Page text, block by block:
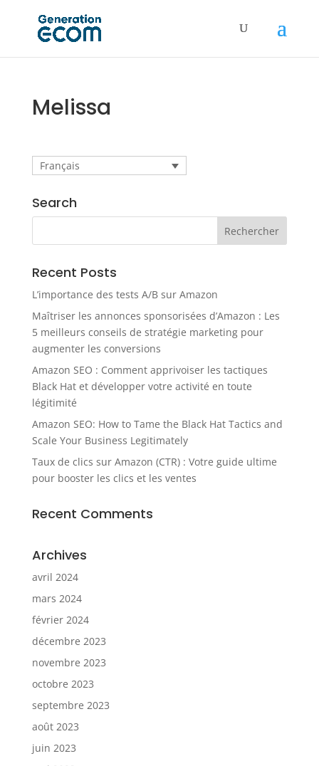
Melissa
Français
Search
Recent Posts
L’importance des tests A/B sur Amazon
Maîtriser les annonces sponsorisées d’Amazon : Les
5 meilleurs conseils de stratégie marketing pour
augmenter les conversions
Amazon SEO : Comment apprivoiser les tactiques
Black Hat et développer votre activité en toute
légitimité
Amazon SEO: How to Tame the Black Hat Tactics and
Scale Your Business Legitimately
Taux de clics sur Amazon (CTR) : Votre guide ultime
pour booster les clics et les ventes
Recent Comments
Archives
avril 2024
mars 2024
février 2024
décembre 2023
novembre 2023
octobre 2023
septembre 2023
août 2023
juin 2023